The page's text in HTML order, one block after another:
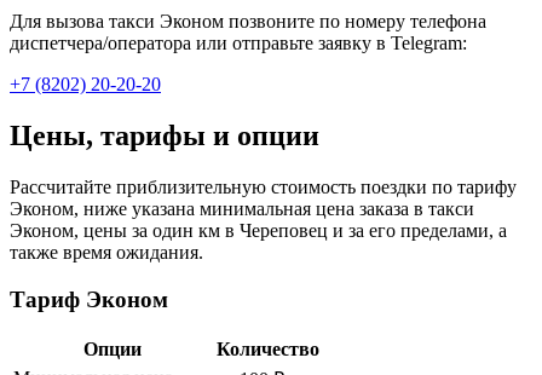
Для вызова такси Эконом позвоните по номеру телефона
диспетчера/оператора или отправьте заявку в Telegram:
+7 (8202) 20-20-20
Цены, тарифы и опции
Рассчитайте приблизительную стоимость поездки по тарифу
Эконом, ниже указана минимальная цена заказа в такси
Эконом, цены за один км в Череповец и за его пределами, а
также время ожидания.
Тариф Эконом
Опции
Количество